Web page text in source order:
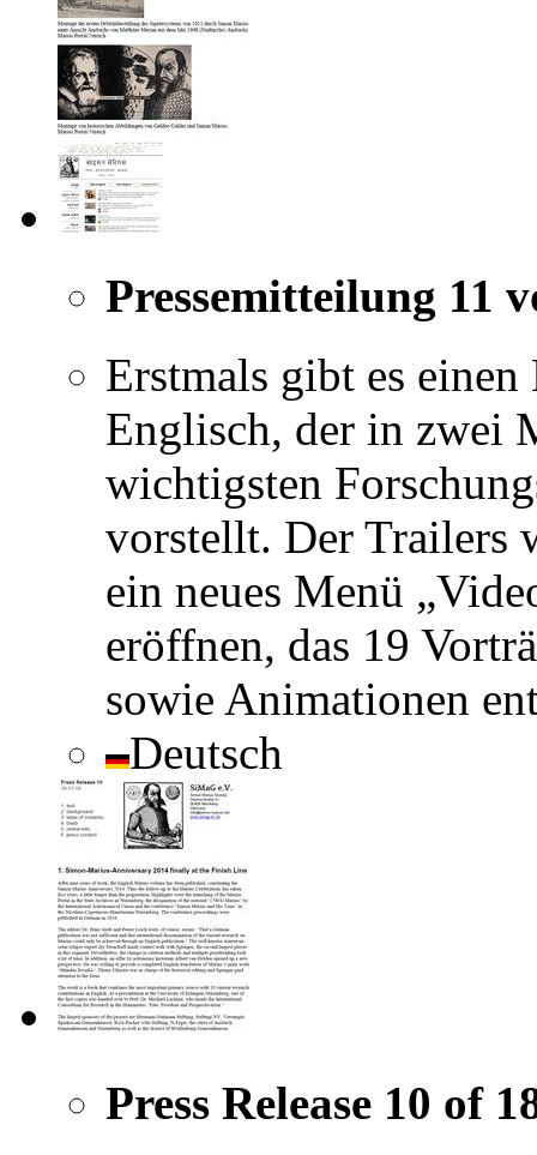
Pressemitteilung 11
Erstmals gibt es
Englisch, der in zwei
wichtigsten
vorstellt. Der Trailers
ein neues Menü
eröffnen, das 19
sowie Animationen
Deutsch
Press Release 10 of